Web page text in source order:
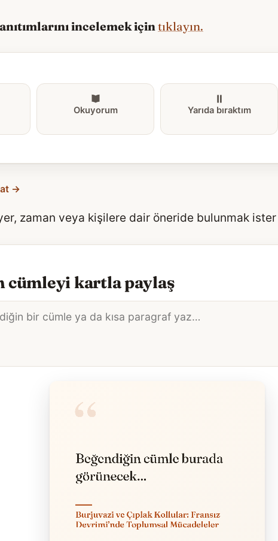
incelemek için tıklayın.
Okuyorum Yarıda bıraktım
→
zaman veya kişilere dair öneride bulunmak
cümleyi kartla paylaş